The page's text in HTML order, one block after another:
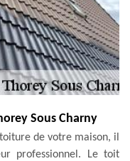
Sous Charny
de votre maison, il
professionnel. Le toit